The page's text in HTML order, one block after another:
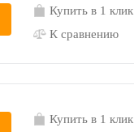
Купить в 1 клик
К сравнению
Купить в 1 клик